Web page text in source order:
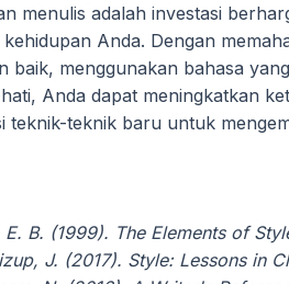
menulis adalah investasi
Anda. Dengan
baik, menggunakan bahasa
Anda dapat meningkatkan
teknik-teknik baru untuk
E. B. (1999). The Elements of
J. (2017). Style: Lessons in